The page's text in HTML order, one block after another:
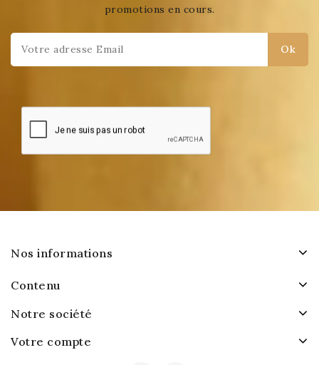
promotions en cours.
Nos informations
Contenu
Notre société
Votre compte